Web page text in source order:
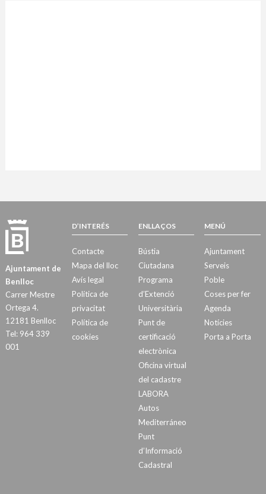
Ajuntament de
Benlloc
Carrer Mestre
Ortega 4.
12181 Benlloc
Tel: 964 339
001
D’INTERÉS
Contacte
Mapa del lloc
Avís legal
Política de
privacitat
Política de
cookies
ENLLAÇOS
Bústia
Ciutadana
Programa
d’Extenció
Universitària
Punt de
certificació
electrònica
Oficina virtual
del cadastre
LABORA
Autos
Mediterráneo
Punt
d’Informació
Cadastral
MENÚ
Ajuntament
Serveis
Poble
Coses per fer
Agenda
Notícies
Porta a Porta